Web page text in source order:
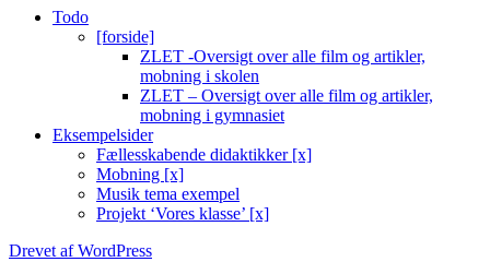
Todo
[forside]
ZLET -Oversigt over alle film og artikler,
mobning i skolen
ZLET – Oversigt over alle film og artikler,
mobning i gymnasiet
Eksempelsider
Fællesskabende didaktikker [x]
Mobning [x]
Musik tema exempel
Projekt ‘Vores klasse’ [x]
Drevet af WordPress